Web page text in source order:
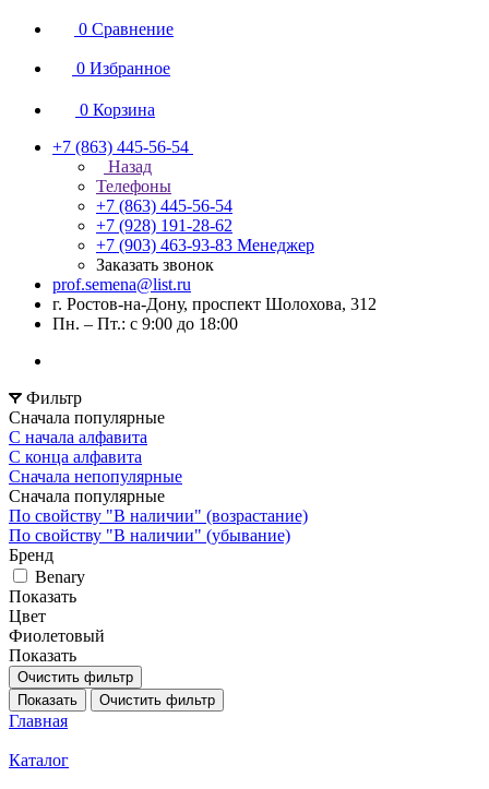
0 Сравнение
0 Избранное
0 Корзина
+7 (863) 445-56-54
Назад
Телефоны
+7 (863) 445-56-54
+7 (928) 191-28-62
+7 (903) 463-93-83 Менеджер
Заказать звонок
prof.semena@list.ru
г. Ростов-на-Дону, проспект Шолохова, 312
Пн. – Пт.: с 9:00 до 18:00
Фильтр
Сначала популярные
С начала алфавита
С конца алфавита
Сначала непопулярные
Сначала популярные
По свойству "В наличии" (возрастание)
По свойству "В наличии" (убывание)
Бренд
Benary
Показать
Цвет
Фиолетовый
Показать
Очистить фильтр
Показать
Очистить фильтр
Главная
Каталог